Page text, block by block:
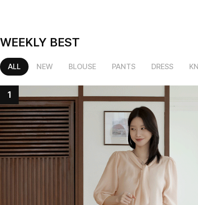
WEEKLY BEST
ALL NEW BLOUSE PANTS DRESS